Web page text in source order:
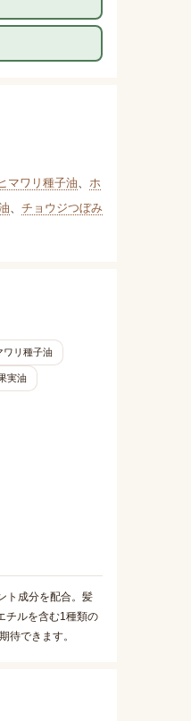
マワリ種子油、 ホ
、 チョウジつぼみ
ワリ種子油
実油
ト成分を配合。髪
チルを含む1種類の
待できます。